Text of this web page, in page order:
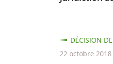
DÉCISION
22 octobre 2018